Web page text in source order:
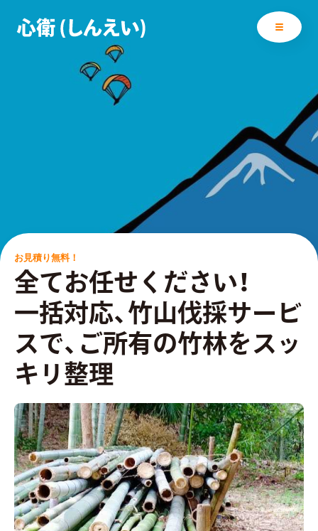
メニューを探すトップ
家財処分
竹山伐採処分
工場整理
企業情報トップ
企業概要
免許番号
遺
品
整
理
家
財
ま
と
分
解
体
更
地
竹
伐
採
工
場
整
理
お見積り無料！
全てお任せください！
一括対応、竹山伐採サービ
スで、ご所有の竹林をスッ
キリ整理